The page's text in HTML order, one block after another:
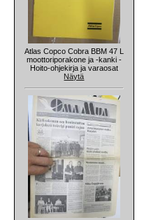
Atlas Copco Cobra BBM 47 L
moottoriporakone ja -kanki -
Hoito-ohjekirja ja varaosat
Näytä